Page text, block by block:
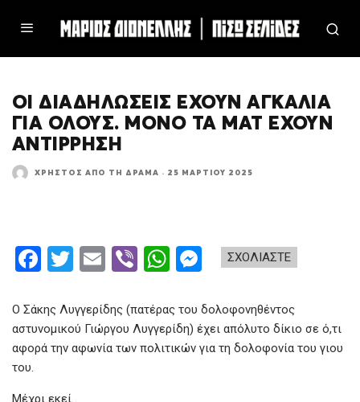
ΟΙ ΔΙΑΔΗΛΏΣΕΙΣ ΈΧΟΥΝ ΑΓΚΑΛΙΆ
ΓΙΑ ΌΛΟΥΣ. ΜΌΝΟ ΤΑ ΜΑΤ ΈΧΟΥΝ
ΑΝΤΊΡΡΗΣΗ
ΧΡΉΣΤΟΣ ΑΠΌ ΤΗ ΔΡΆΜΑ · 25 ΜΑΡΤΊΟΥ 2025
ΣΧΟΛΙΑΣΤΕ
F
ce
b
o
T
tt
er
E
ail
Vi
er
W
at
s
A
se
n
g
Ο Σάκης Λυγγερίδης (πατέρας του δολοφονηθέντος
αστυνομικού Γιώργου Λυγγερίδη) έχει απόλυτο δίκιο σε ό,τι
αφορά την αφωνία των πολιτικών για τη δολοφονία του γιου
του.
Μέχρι εκεί.